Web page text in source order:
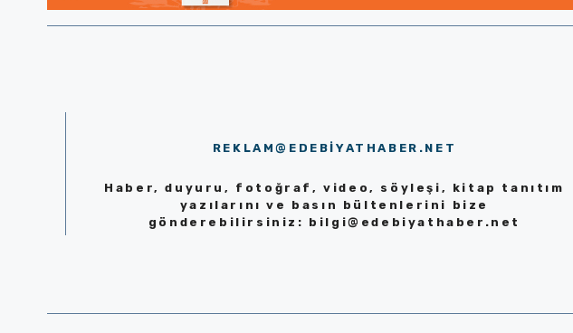
REKLAM@EDEBIYATHABER.NET
Haber, duyuru, fotoğraf, video, söyleşi, kitap tanıtım
yazılarını ve basın bültenlerini bize
gönderebilirsiniz: bilgi@edebiyathaber.net